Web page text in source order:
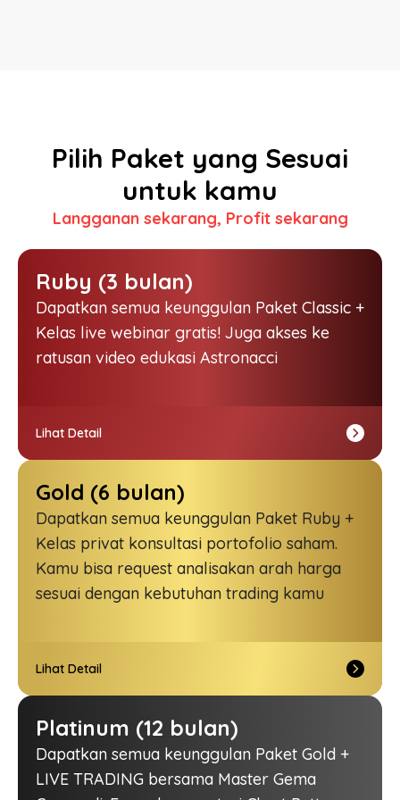
Pilih Paket yang Sesuai
untuk kamu
Langganan sekarang, Profit sekarang
Ruby (3 bulan)
Dapatkan semua keunggulan Paket Classic +
Kelas live webinar gratis! Juga akses ke
ratusan video edukasi Astronacci
Lihat Detail
Gold (6 bulan)
Dapatkan semua keunggulan Paket Ruby +
Kelas privat konsultasi portofolio saham.
Kamu bisa request analisakan arah harga
sesuai dengan kebutuhan trading kamu
Lihat Detail
Platinum (12 bulan)
Dapatkan semua keunggulan Paket Gold +
LIVE TRADING bersama Master Gema